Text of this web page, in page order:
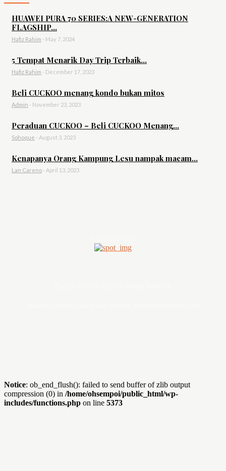
HUAWEI PURA 70 SERIES:A NEW-GENERATION
FLAGSHIP...
Hafiz Rahim - May 7, 2024
5 Tempat Menarik Day Trip Terbaik...
Hafiz Rahim - December 17, 2023
Beli CUCKOO menang kondo bukan mitos
Admin - November 23, 2023
Peraduan CUCKOO – Beli CUCKOO Menang...
Sohoque - August 3, 2023
Kenapanya Orang Kampung Lesu nampak macam...
Lan Careno - April 13, 2023
Notice: ob_end_flush(): failed to send buffer of zlib output
compression (0) in /home/ohsempoi/public_html/wp-
includes/functions.php on line 5373